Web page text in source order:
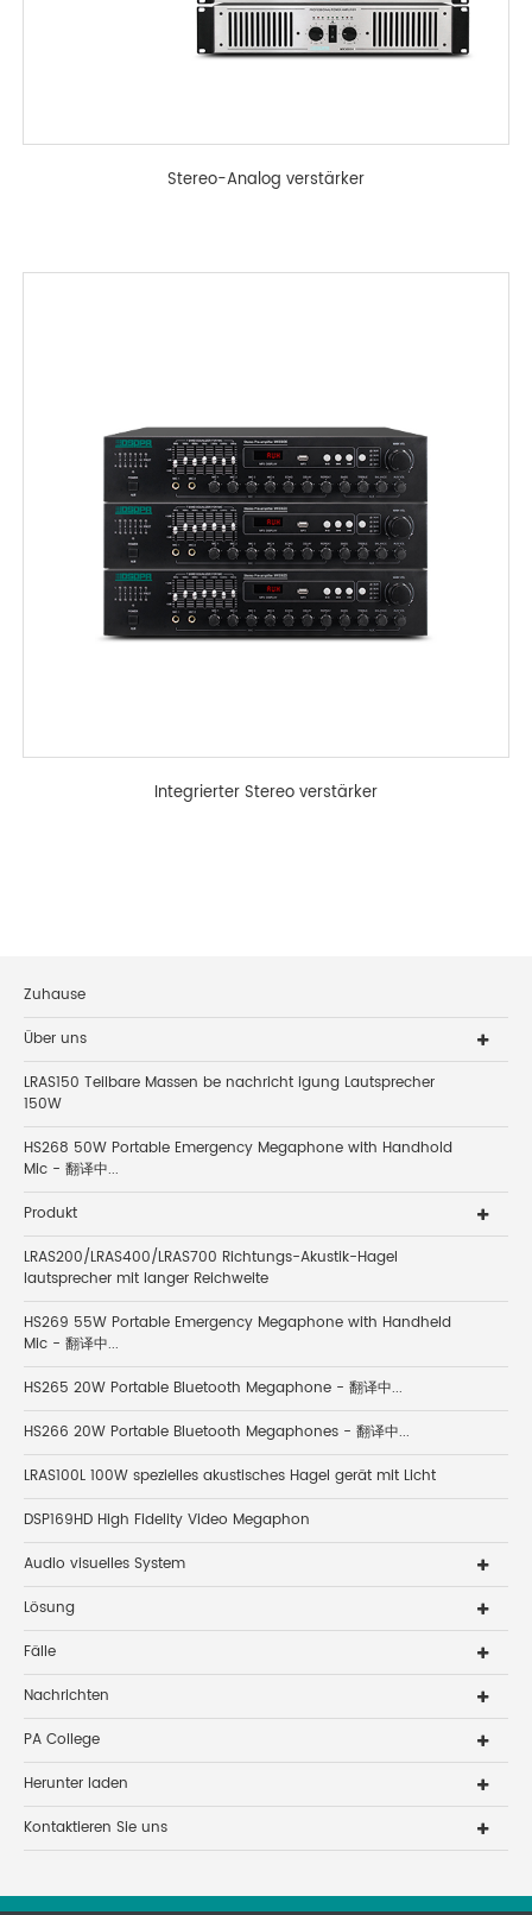
Stereo-Analog verstärker
Integrierter Stereo verstärker
Zuhause
Über uns
LRAS150 Teilbare Massen be nachricht igung Lautsprecher
150W
HS268 50W Portable Emergency Megaphone with Handhold
Mic - 翻译中...
Produkt
LRAS200/LRAS400/LRAS700 Richtungs-Akustik-Hagel
lautsprecher mit langer Reichweite
HS269 55W Portable Emergency Megaphone with Handheld
Mic - 翻译中...
HS265 20W Portable Bluetooth Megaphone - 翻译中...
HS266 20W Portable Bluetooth Megaphones - 翻译中...
LRAS100L 100W spezielles akustisches Hagel gerät mit Licht
DSP169HD High Fidelity Video Megaphon
Audio visuelles System
Lösung
Fälle
Nachrichten
PA College
Herunter laden
Kontaktieren Sie uns